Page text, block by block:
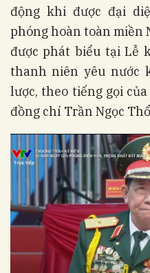
động khi được đại
phóng hoàn toàn miền
được phát biểu tại Lễ
thanh niên yêu nước
lược, theo tiếng gọi
đồng chí Trần Ngọc